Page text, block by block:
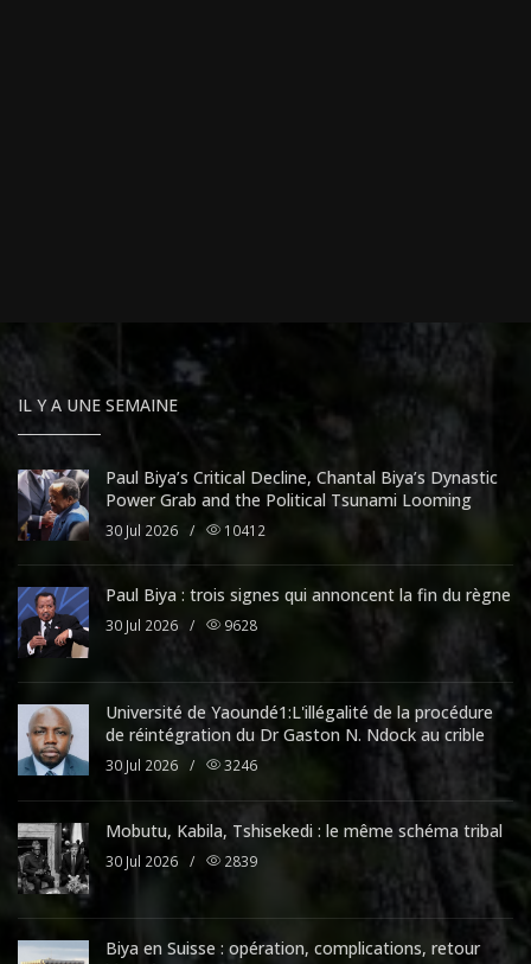
IL Y A UNE SEMAINE
Paul Biya’s Critical Decline, Chantal Biya’s Dynastic
Power Grab and the Political Tsunami Looming
30 Jul 2026 / 10412
Paul Biya : trois signes qui annoncent la fin du règne
30 Jul 2026 / 9628
Université de Yaoundé1:L'illégalité de la procédure
de réintégration du Dr Gaston N. Ndock au crible
30 Jul 2026 / 3246
Mobutu, Kabila, Tshisekedi : le même schéma tribal
30 Jul 2026 / 2839
Biya en Suisse : opération, complications, retour